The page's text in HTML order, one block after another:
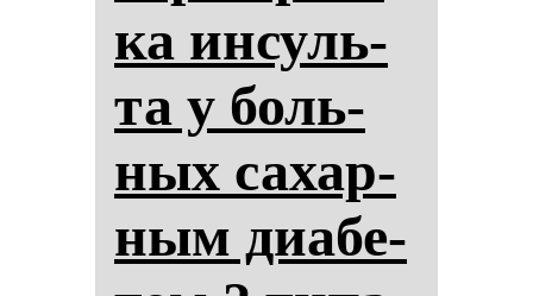
ка ин­суль­
та у боль­
ных са­хар­
ным ди­абе­